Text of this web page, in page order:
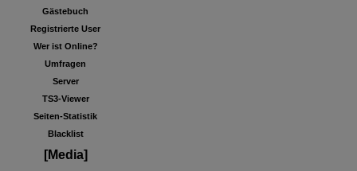
Gästebuch
Registrierte User
Wer ist Online?
Umfragen
Server
TS3-Viewer
Seiten-Statistik
Blacklist
[Media]